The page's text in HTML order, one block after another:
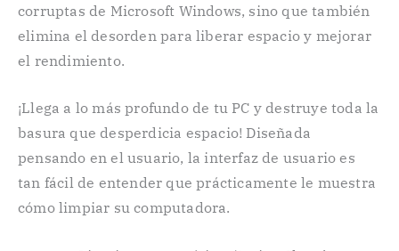
corruptas de Microsoft Windows, sino que también
elimina el desorden para liberar espacio y mejorar
el rendimiento.
¡Llega a lo más profundo de tu PC y destruye toda la
basura que desperdicia espacio! Diseñada
pensando en el usuario, la interfaz de usuario es
tan fácil de entender que prácticamente le muestra
cómo limpiar su computadora.